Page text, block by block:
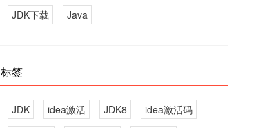
JDK下载
Java
标签
JDK idea激活 JDK8
idea激活码